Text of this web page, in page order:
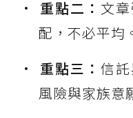
重點二： 文
配，不必平均
重點三：信
風險與家族意